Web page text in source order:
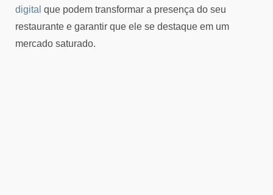
digital que podem transformar a presença do seu
restaurante e garantir que ele se destaque em um
mercado saturado.